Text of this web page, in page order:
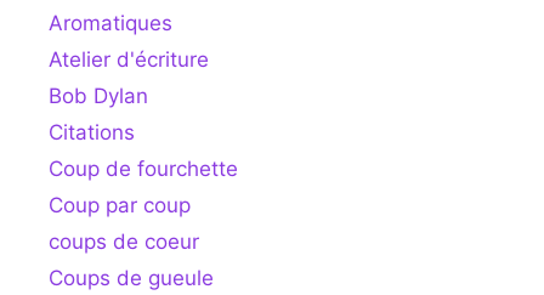
Aromatiques
Atelier d'écriture
Bob Dylan
Citations
Coup de fourchette
Coup par coup
coups de coeur
Coups de gueule